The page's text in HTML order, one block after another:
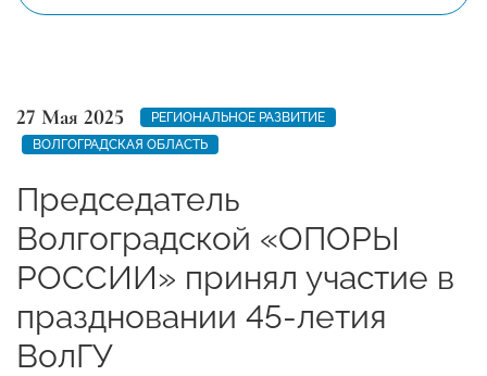
27 Мая 2025
РЕГИОНАЛЬНОЕ РАЗВИТИЕ
ВОЛГОГРАДСКАЯ ОБЛАСТЬ
Председатель
Волгоградской «ОПОРЫ
РОССИИ» принял участие в
праздновании 45-летия
ВолГУ